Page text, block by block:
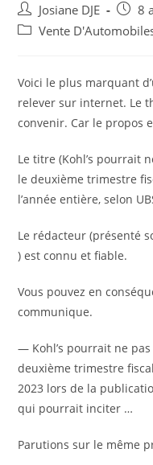
Auteur/autrice
de
Josiane DJE
Post8
PostVente
Voici le plus marquant
relever sur internet. Le
convenir. Car le propos
Le titre (Kohl’s pourrait
le deuxième trimestre
l’année entière, selon
Le rédacteur (présenté
) est connu et fiable.
Vous pouvez en
communique.
— Kohl’s pourrait ne
deuxième trimestre
2023 lors de la
qui pourrait inciter …
Parutions sur le même